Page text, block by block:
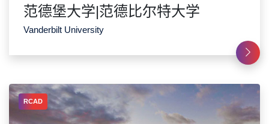
范德堡大学|范德比尔特大学
Vanderbilt University
RCAD